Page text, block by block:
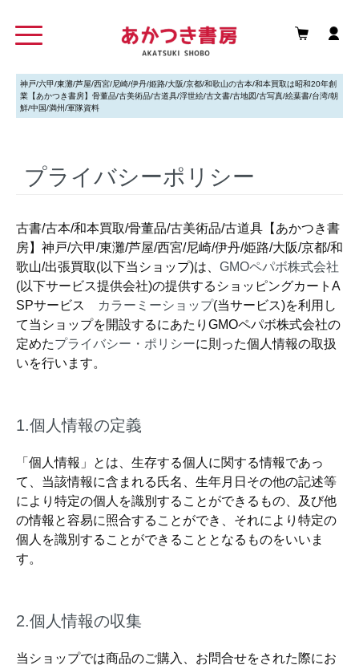
神戸/六甲/東灘/芦屋/西宮/尼崎/伊丹/姫路/大阪/京都/和歌山の古本/和本買取は昭和20年創
業【あかつき書房】骨董品/古美術品/古道具/浮世絵/古文書/古地図/古写真/絵葉書/台湾/朝
鮮/中国/満州/軍隊資料
プライバシーポリシー
古書/古本/和本買取/骨董品/古美術品/古道具【あかつき書
房】神戸/六甲/東灘/芦屋/西宮/尼崎/伊丹/姫路/大阪/京都/和
歌山/出張買取(以下当ショップ)は、 GMOペパボ株式会社
(以下サービス提供会社)の提供するショッピングカートA
SPサービス
カラーミーショップ(当サービス)を利用し
て当ショップを開設するにあたりGMOペパボ株式会社の
定めたプライバシー・ポリシーに則った個人情報の取扱
いを行います。
1.個人情報の定義
「個人情報」とは、生存する個人に関する情報であっ
て、当該情報に含まれる氏名、生年月日その他の記述等
により特定の個人を識別することができるもの、及び他
の情報と容易に照合することができ、それにより特定の
個人を識別することができることとなるものをいいま
す。
2.個人情報の収集
当ショップでは商品のご購入、お問合せをされた際にお